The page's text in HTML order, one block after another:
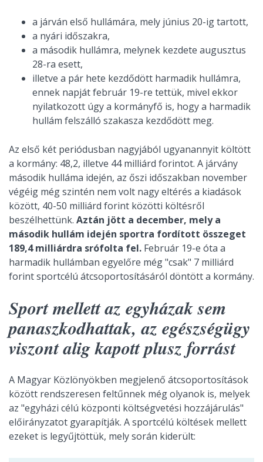
a járván első hullámára, mely június 20-ig tartott,
a nyári időszakra,
a második hullámra, melynek kezdete augusztus
28-ra esett,
illetve a pár hete kezdődött harmadik hullámra,
ennek napját február 19-re tettük, mivel ekkor
nyilatkozott úgy a kormányfő is, hogy a harmadik
hullám felszálló szakasza kezdődött meg.
Az első két periódusban nagyjából ugyanannyit költött
a kormány: 48,2, illetve 44 milliárd forintot. A járvány
második hulláma idején, az őszi időszakban november
végéig még szintén nem volt nagy eltérés a kiadások
között, 40-50 milliárd forint közötti költésről
beszélhettünk. Aztán jött a december, mely a
második hullám idején sportra fordított összeget
189,4 milliárdra srófolta fel. Február 19-e óta a
harmadik hullámban egyelőre még "csak" 7 milliárd
forint sportcélú átcsoportosításáról döntött a kormány.
Sport mellett az egyházak sem
panaszkodhattak, az egészségügy
viszont alig kapott plusz forrást
A Magyar Közlönyökben megjelenő átcsoportosítások
között rendszeresen feltűnnek még olyanok is, melyek
az "egyházi célú központi költségvetési hozzájárulás"
előirányzatot gyarapítják. A sportcélú költések mellett
ezeket is legyűjtöttük, mely során kiderült: